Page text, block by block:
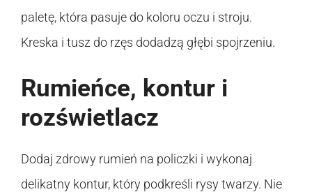
paletę, która pasuje do koloru oczu i stroju.
Kreska i tusz do rzęs dodadzą głębi spojrzeniu.
Rumieńce, kontur i
rozświetlacz
Dodaj zdrowy rumień na policzki i wykonaj
delikatny kontur, który podkreśli rysy twarzy. Nie